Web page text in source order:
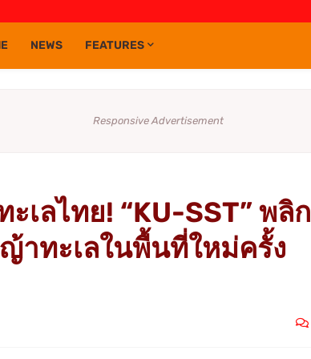
NEWS FEATURES
Responsive Advertisement
เลไทย! “KU-SST” พลิก
าทะเลในพื้นที่ใหม่ครั้ง